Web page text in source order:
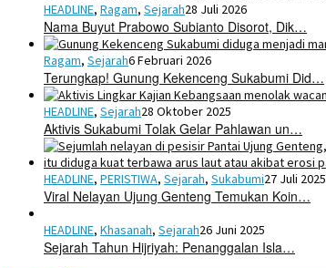
HEADLINE, Ragam, Sejarah28 Juli 2026
Nama Buyut Prabowo Subianto Disorot, Dik…
Ragam, Sejarah6 Februari 2026
Terungkap! Gunung Kekenceng Sukabumi Did…
HEADLINE, Sejarah28 Oktober 2025
Aktivis Sukabumi Tolak Gelar Pahlawan un…
HEADLINE, PERISTIWA, Sejarah, Sukabumi27 Juli 2025
Viral Nelayan Ujung Genteng Temukan Koin…
HEADLINE, Khasanah, Sejarah26 Juni 2025
Sejarah Tahun Hijriyah: Penanggalan Isla…